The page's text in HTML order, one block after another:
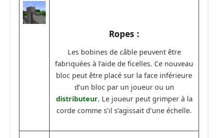
Ropes :
Les bobines de câble peuvent être
fabriquées à l’aide de ficelles. Ce nouveau
bloc peut être placé sur la face inférieure
d’un bloc par un joueur ou un
distributeur. Le joueur peut grimper à la
corde comme s’il s’agissait d’une échelle.